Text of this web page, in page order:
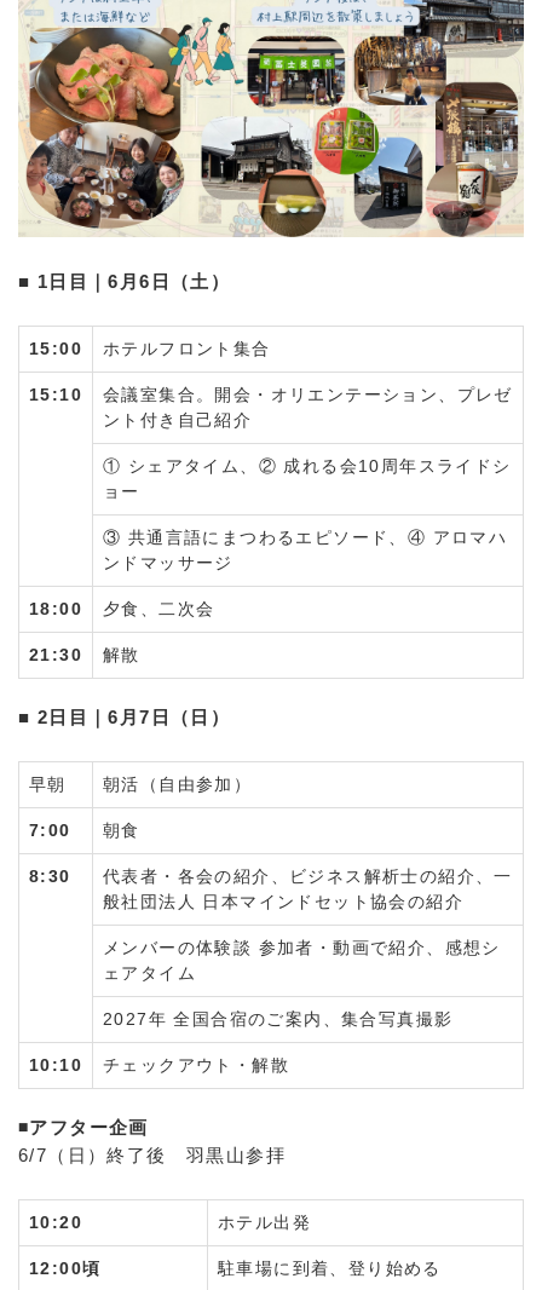
■ 1日目｜6月6日（土）
15:00 ホテルフロント集合
15:10
会議室集合。開会・オリエンテーション、プレゼ
ント付き自己紹介
① シェアタイム、② 成れる会10周年スライドシ
ョー
③ 共通言語にまつわるエピソード、④ アロマハ
ンドマッサージ
18:00 夕食、二次会
21:30 解散
■ 2日目｜6月7日（日）
早朝 朝活（自由参加）
7:00 朝食
8:30
代表者・各会の紹介、ビジネス解析士の紹介、一
般社団法人 日本マインドセット協会の紹介
メンバーの体験談 参加者・動画で紹介、感想シ
ェアタイム
2027年 全国合宿のご案内、集合写真撮影
10:10 チェックアウト・解散
◾️アフター企画
6/7（日）終了後 羽黒山参拝
10:20 ホテル出発
12:00頃 駐車場に到着、登り始める